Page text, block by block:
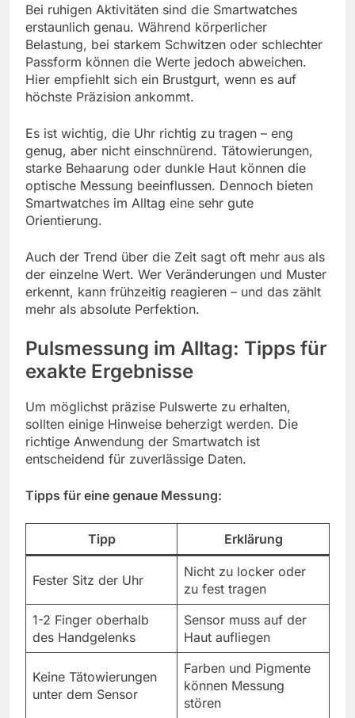
Bei ruhigen Aktivitäten sind die Smartwatches
erstaunlich genau. Während körperlicher
Belastung, bei starkem Schwitzen oder schlechter
Passform können die Werte jedoch abweichen.
Hier empfiehlt sich ein Brustgurt, wenn es auf
höchste Präzision ankommt.
Es ist wichtig, die Uhr richtig zu tragen – eng
genug, aber nicht einschnürend. Tätowierungen,
starke Behaarung oder dunkle Haut können die
optische Messung beeinflussen. Dennoch bieten
Smartwatches im Alltag eine sehr gute
Orientierung.
Auch der Trend über die Zeit sagt oft mehr aus als
der einzelne Wert. Wer Veränderungen und Muster
erkennt, kann frühzeitig reagieren – und das zählt
mehr als absolute Perfektion.
Pulsmessung im Alltag: Tipps für
exakte Ergebnisse
Um möglichst präzise Pulswerte zu erhalten,
sollten einige Hinweise beherzigt werden. Die
richtige Anwendung der Smartwatch ist
entscheidend für zuverlässige Daten.
Tipps für eine genaue Messung:
Tipp Erklärung
Fester Sitz der Uhr
Nicht zu locker oder
zu fest tragen
1-2 Finger oberhalb
des Handgelenks
Sensor muss auf der
Haut aufliegen
Keine Tätowierungen
unter dem Sensor
Farben und Pigmente
können Messung
stören